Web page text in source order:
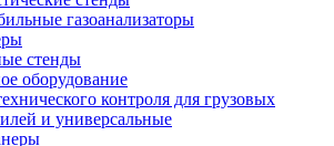
газоанализаторы
стенды
оборудование
контроля для грузовых
и универсальные